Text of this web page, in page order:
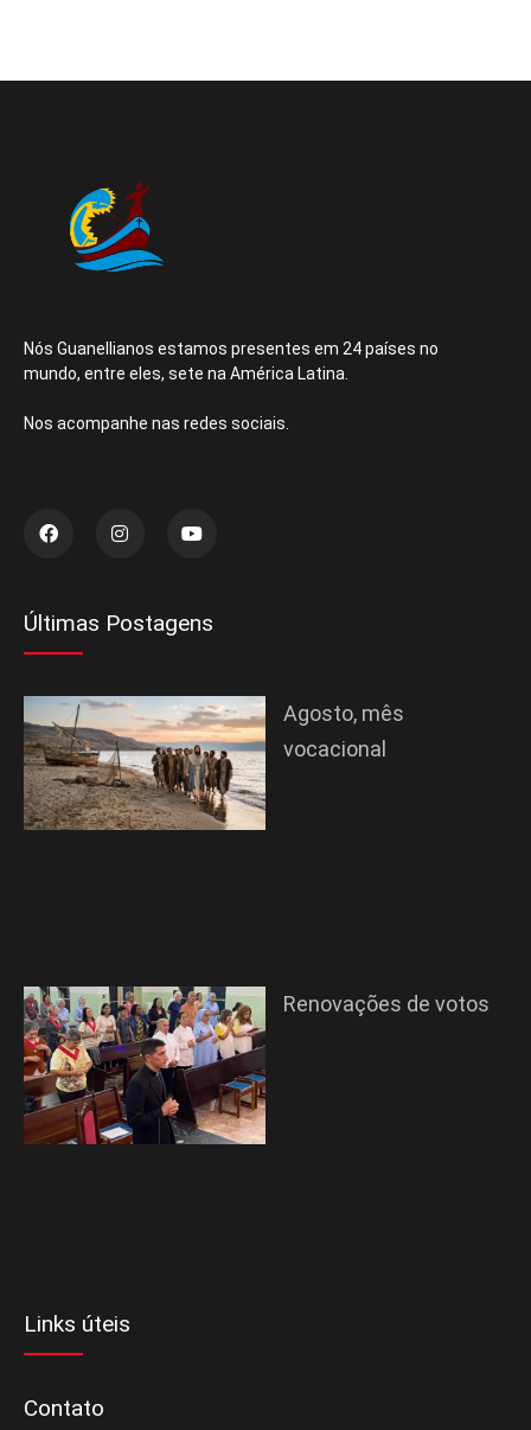
Nós Guanellianos estamos presentes em 24 países no
mundo, entre eles, sete na América Latina.
Nos acompanhe nas redes sociais.
Últimas Postagens
Agosto, mês
vocacional
Renovações de votos
Links úteis
Contato